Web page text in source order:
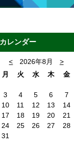
カレンダー
< 2026年8月
>
月 火 水 木 金
3 4 5 6 7
10 11 12 13 14
17 18 19 20 21
24 25 26 27 28
31